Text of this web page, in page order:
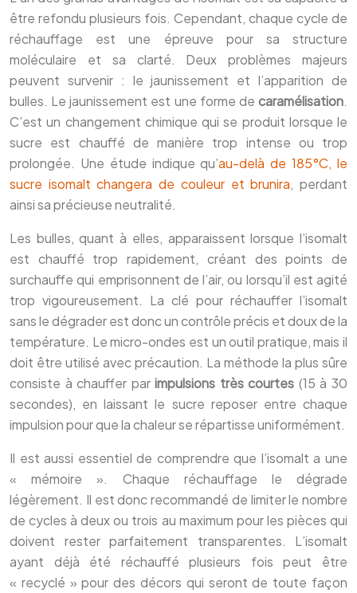
être refondu plusieurs fois. Cependant, chaque cycle de
réchauffage est une épreuve pour sa structure
moléculaire et sa clarté. Deux problèmes majeurs
peuvent survenir : le jaunissement et l’apparition de
bulles. Le jaunissement est une forme de caramélisation.
C’est un changement chimique qui se produit lorsque le
sucre est chauffé de manière trop intense ou trop
prolongée. Une étude indique qu’au-delà de 185°C, le
sucre isomalt changera de couleur et brunira, perdant
ainsi sa précieuse neutralité.
Les bulles, quant à elles, apparaissent lorsque l’isomalt
est chauffé trop rapidement, créant des points de
surchauffe qui emprisonnent de l’air, ou lorsqu’il est agité
trop vigoureusement. La clé pour réchauffer l’isomalt
sans le dégrader est donc un contrôle précis et doux de la
température. Le micro-ondes est un outil pratique, mais il
doit être utilisé avec précaution. La méthode la plus sûre
consiste à chauffer parimpulsions très courtes (15 à 30
secondes), en laissant le sucre reposer entre chaque
impulsion pour que la chaleur se répartisse uniformément.
Il est aussi essentiel de comprendre que l’isomalt a une
« mémoire ». Chaque réchauffage le dégrade
légèrement. Il est donc recommandé de limiter le nombre
de cycles à deux ou trois au maximum pour les pièces qui
doivent rester parfaitement transparentes. L’isomalt
ayant déjà été réchauffé plusieurs fois peut être
« recyclé » pour des décors qui seront de toute façon